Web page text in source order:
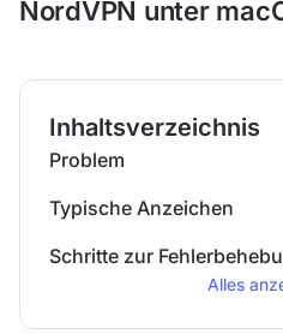
NordVPN unter
Inhaltsverzeichnis
Problem
Typische Anzeichen
Schritte zur
Alles